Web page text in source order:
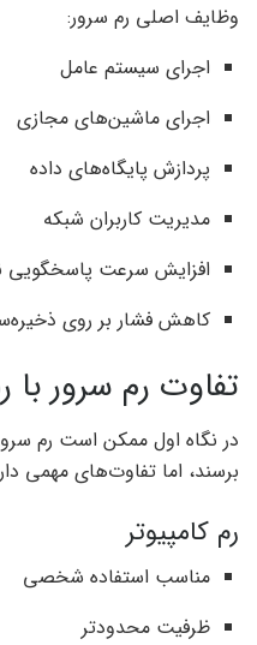
وظایف اصلی رم سرور:
اجرای سیستم عامل
اجرای ماشین‌های مجازی
پردازش پایگاه‌های داده
مدیریت کاربران شبکه
افزایش سرعت پاسخگویی
کاهش فشار بر روی
تفاوت رم سرور با
در نگاه اول ممکن است رم
برسند، اما تفاوت‌های مهمی
رم کامپیوتر
مناسب استفاده شخصی
ظرفیت محدودتر